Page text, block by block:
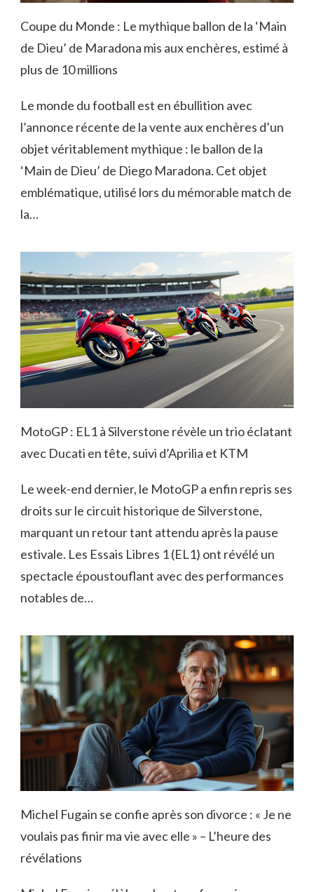
Coupe du Monde : Le mythique ballon de la ‘Main
de Dieu’ de Maradona mis aux enchères, estimé à
plus de 10 millions
Le monde du football est en ébullition avec
l’annonce récente de la vente aux enchères d’un
objet véritablement mythique : le ballon de la
‘Main de Dieu’ de Diego Maradona. Cet objet
emblématique, utilisé lors du mémorable match de
la…
MotoGP : EL1 à Silverstone révèle un trio éclatant
avec Ducati en tête, suivi d’Aprilia et KTM
Le week-end dernier, le MotoGP a enfin repris ses
droits sur le circuit historique de Silverstone,
marquant un retour tant attendu après la pause
estivale. Les Essais Libres 1 (EL1) ont révélé un
spectacle époustouflant avec des performances
notables de…
Michel Fugain se confie après son divorce : « Je ne
voulais pas finir ma vie avec elle » – L’heure des
révélations